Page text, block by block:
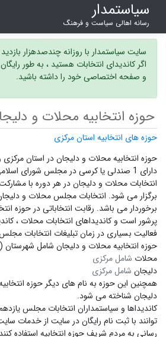
سیاستمدار
رسانه اهالی سیاست و فرهنگ
سایت سیاستمدار با روزانه چندصدهزار
اگر کاندیدای انتخابات هستید ، به طور
و صفحه اختصاصی خود را داشته باشید.
حوزه انتخابیه محلات و
حوزه های انتخابیه استان مرکزی
حوزه انتخابیه محلات و دلیجان در استان
دارای 1 صندلی یا کرسی در مجلس شورای اسلامی می باشد.
انتخابات محلات و دلیجان در هر دوره با
برگزار می شود. انتخابات مجلس محلات و
برخوردار می باشد. رقابت انتخاباتی در حوزه
پرشور است و کاندیداهای انتخابات محلات ،
فعالیت بسیاری در زمان تبلیغات انتخابات
حوزه انتخابیه محلات و دلیجان شامل
محلات شامل مرکزی
دلیجان شامل مرکزی
همچنین این حوزه به نام های دیگر حوزه
دلیجان شناخته می شود.
توانند با ثبت نام رایگان در سایت از خدمات
رسانی به مردم شریف حوزه انتخابیه استفاده